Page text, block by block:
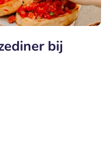
bij